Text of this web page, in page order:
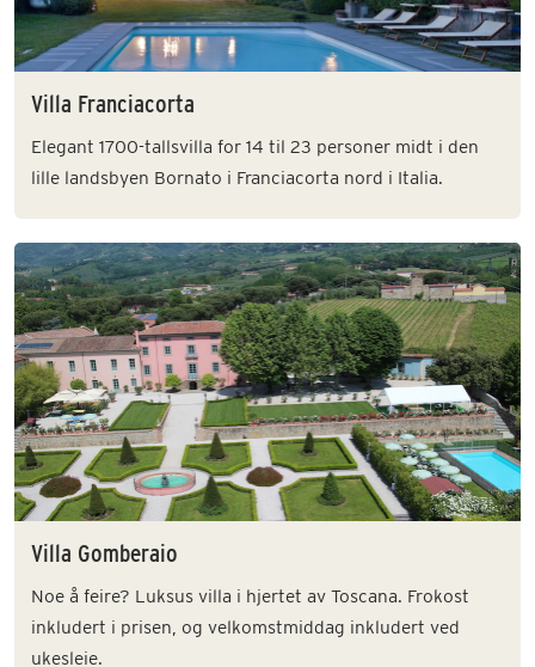
Villa Franciacorta
Elegant 1700-tallsvilla for 14 til 23 personer midt i den
lille landsbyen Bornato i Franciacorta nord i Italia.
Villa Gomberaio
Noe å feire? Luksus villa i hjertet av Toscana. Frokost
inkludert i prisen, og velkomstmiddag inkludert ved
ukesleie.